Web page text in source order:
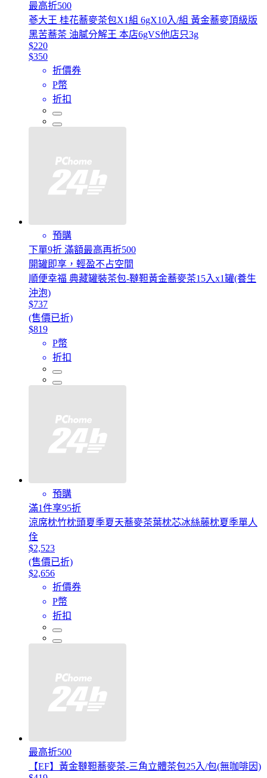
最高折500
蔘大王 桂花蕎麥茶包X1組 6gX10入/組 黃金蕎麥頂級版
黑苦蕎茶 油膩分解王 本店6gVS他店只3g
$220
$350
折價券
P幣
折扣
預購
下單9折 滿額最高再折500
開罐即享，輕盈不占空間
順便幸福 典藏罐裝茶包-韃靼黃金蕎麥茶15入x1罐(養生
沖泡)
$737
(售價已折)
$819
P幣
折扣
預購
滿1件享95折
涼席枕竹枕頭夏季夏天蕎麥茶葉枕芯冰絲藤枕夏季單人
佺
$2,523
(售價已折)
$2,656
折價券
P幣
折扣
最高折500
【EF】黃金韃靼蕎麥茶-三角立體茶包25入/包(無咖啡因)